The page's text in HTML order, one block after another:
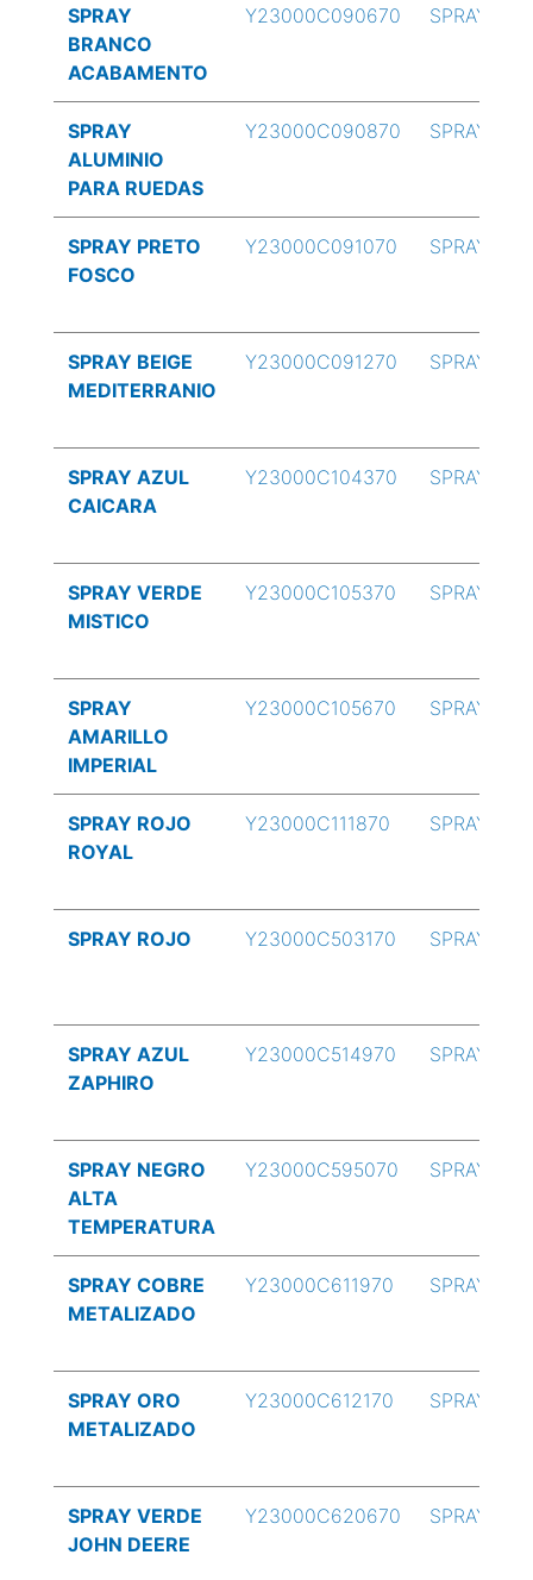
SPRAY
BRANCO
ACABAMENTO
Y23000C090670 SPRAY
SPRAY
ALUMINIO
PARA RUEDAS
Y23000C090870 SPRAY
SPRAY PRETO
FOSCO
Y23000C091070 SPRAY
SPRAY BEIGE
MEDITERRANIO
Y23000C091270 SPRAY
SPRAY AZUL
CAICARA
Y23000C104370 SPRAY
SPRAY VERDE
MISTICO
Y23000C105370 SPRAY
SPRAY
AMARILLO
IMPERIAL
Y23000C105670 SPRAY
SPRAY ROJO
ROYAL
Y23000C111870 SPRAY
SPRAY ROJO Y23000C503170 SPRAY
SPRAY AZUL
ZAPHIRO
Y23000C514970 SPRAY
SPRAY NEGRO
ALTA
TEMPERATURA
Y23000C595070 SPRAY
SPRAY COBRE
METALIZADO
Y23000C611970 SPRAY
SPRAY ORO
METALIZADO
Y23000C612170 SPRAY
SPRAY VERDE
JOHN DEERE
Y23000C620670 SPRAY